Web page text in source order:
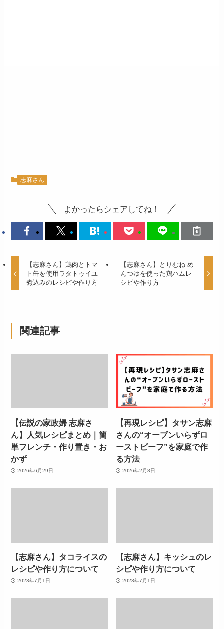
志麻さん
よかったらシェアしてね！
【志麻さん】鶏肉とトマ
ト缶を使用ラタトゥイユ
煮込みのレシピや作り方
【志麻さん】とりむね め
んつゆを使った鶏ハムレ
シピや作り方
関連記事
【伝説の家政婦 志麻さ
ん】人気レシピまとめ｜簡
単フレンチ・作り置き・お
かず
2026年6月29日
【再現レシピ】タサン志麻
さんの“オーブンいらずロ
ーストビーフ”を家庭で作
る方法
2026年2月8日
【志麻さん】タコライスの
レシピや作り方について
2023年7月1日
【志麻さん】キッシュのレ
シピや作り方について
2023年7月1日